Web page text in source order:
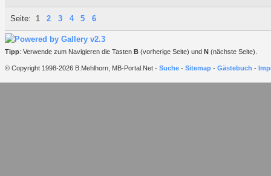
Seite: 1 2 3 4 5 6
Tipp: Verwende zum Navigieren die Tasten B (vorherige Seite) und N (nächste Seite).
© Copyright 1998-2026 B.Mehlhorn, MB-Portal.Net - Suche - Sitemap - Gästebuch -